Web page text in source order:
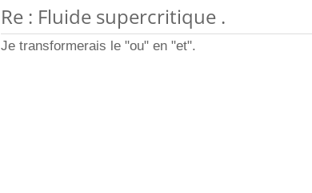
Re : Fluide supercritique .
Je transformerais le "ou" en "et".